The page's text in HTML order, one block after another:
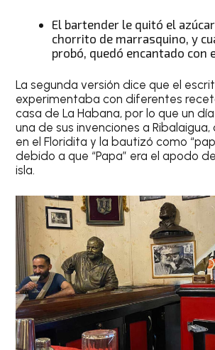
El bartender le quitó el
chorrito de marrasquino, y
probó, quedó encantado con
La segunda versión dice que el
experimentaba con diferentes
casa de La Habana, por lo que un
una de sus invenciones a Ribalaigua,
en el Floridita y la bautizó como
debido a que “Papa” era el apodo
isla.